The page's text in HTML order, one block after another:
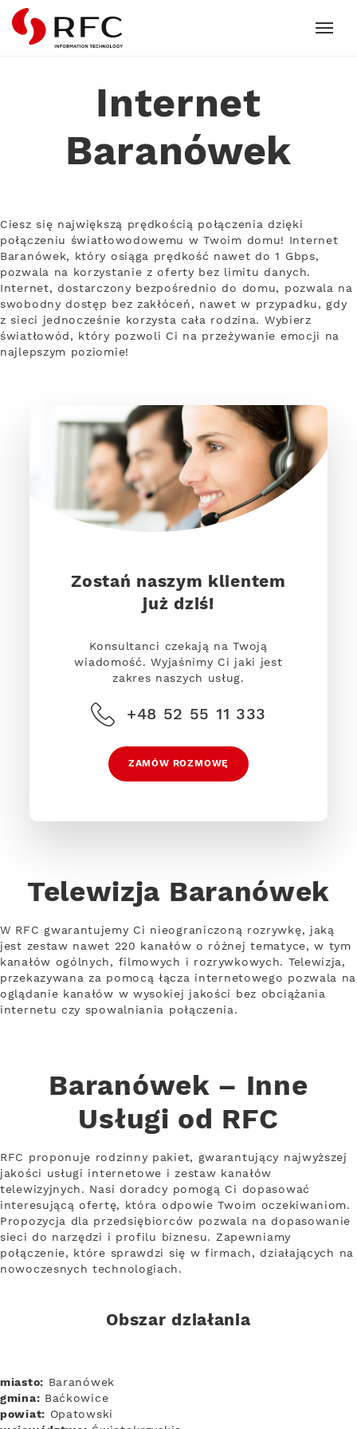
RFC
Internet
Baranówek
Ciesz się największą prędkością połączenia dzięki
połączeniu światłowodowemu w Twoim domu! Internet
Baranówek, który osiąga prędkość nawet do 1 Gbps,
pozwala na korzystanie z oferty bez limitu danych.
Internet, dostarczony bezpośrednio do domu, pozwala na
swobodny dostęp bez zakłóceń, nawet w przypadku, gdy
z sieci jednocześnie korzysta cała rodzina. Wybierz
światłowód, który pozwoli Ci na przeżywanie emocji na
najlepszym poziomie!
Zostań naszym klientem
już dziś!
Konsultanci czekają na Twoją
wiadomość. Wyjaśnimy Ci jaki jest
zakres naszych usług.
+48 52 55 11 333
ZAMÓW ROZMOWĘ
Telewizja Baranówek
W RFC gwarantujemy Ci nieograniczoną rozrywkę, jaką
jest zestaw nawet 220 kanałów o różnej tematyce, w tym
kanałów ogólnych, filmowych i rozrywkowych. Telewizja,
przekazywana za pomocą łącza internetowego pozwala na
oglądanie kanałów w wysokiej jakości bez obciążania
internetu czy spowalniania połączenia.
Baranówek – Inne
Usługi od RFC
RFC proponuje rodzinny pakiet, gwarantujący najwyższej
jakości usługi internetowe i zestaw kanałów
telewizyjnych. Nasi doradcy pomogą Ci dopasować
interesującą ofertę, która odpowie Twoim oczekiwaniom.
Propozycja dla przedsiębiorców pozwala na dopasowanie
sieci do narzędzi i profilu biznesu. Zapewniamy
połączenie, które sprawdzi się w firmach, działających na
nowoczesnych technologiach.
Obszar działania
miasto: Baranówek
gmina: Baćkowice
powiat: Opatowski